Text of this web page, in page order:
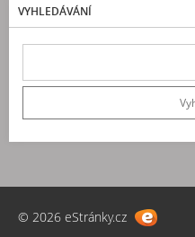
VYHLEDÁVÁNÍ
© 2026 eStránky.cz